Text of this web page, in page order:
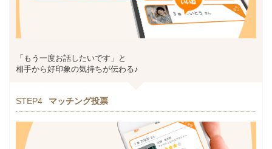
「もう一度お話したいです」と
相手から好印象の気持ちが伝わる♪
STEP4 マッチング投票